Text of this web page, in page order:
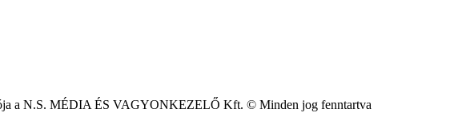
a N.S. MÉDIA ÉS VAGYONKEZELŐ Kft. © Minden jog fenntartva